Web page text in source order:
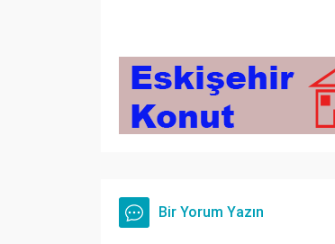
Bir Yorum Yazın